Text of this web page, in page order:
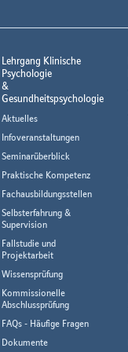
Lehrgang Klinische
Psychologie
&
Gesundheitspsychologie
Aktuelles
Infoveranstaltungen
Seminarüberblick
Praktische Kompetenz
Fachausbildungsstellen
Selbsterfahrung &
Supervision
Fallstudie und
Projektarbeit
Wissensprüfung
Kommissionelle
Abschlussprüfung
FAQs - Häufige Fragen
Dokumente